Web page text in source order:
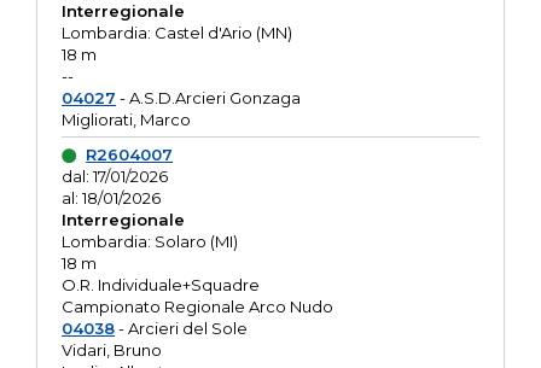
Interregionale
Lombardia: Castel d'Ario (MN)
18 m
--
04027 - A.S.D.Arcieri Gonzaga
Migliorati, Marco
R2604007
dal: 17/01/2026
al: 18/01/2026
Interregionale
Lombardia: Solaro (MI)
18 m
O.R. Individuale+Squadre
Campionato Regionale Arco Nudo
04038- Arcieri del Sole
Vidari, Bruno